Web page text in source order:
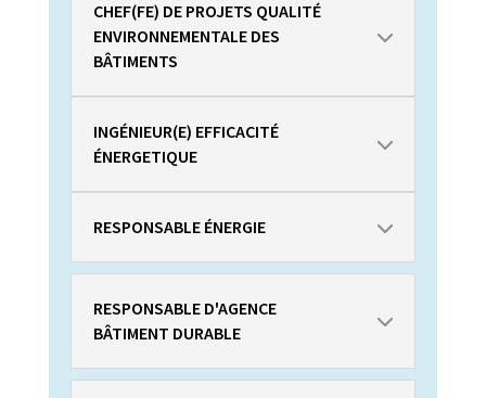
CHEF(FE) DE PROJETS QUALITÉ
ENVIRONNEMENTALE DES
BÂTIMENTS
INGÉNIEUR(E) EFFICACITÉ
ÉNERGETIQUE
RESPONSABLE ÉNERGIE
RESPONSABLE D'AGENCE
BÂTIMENT DURABLE